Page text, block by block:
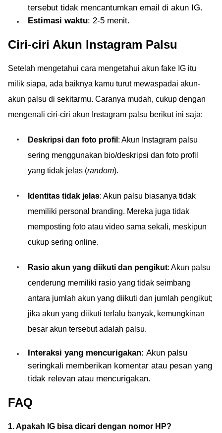
tersebut tidak mencantumkan email di akun IG.
Estimasi waktu: 2-5 menit.
Ciri-ciri Akun Instagram Palsu
Setelah mengetahui cara mengetahui akun fake IG itu
milik siapa, ada baiknya kamu turut mewaspadai akun-
akun palsu di sekitarmu. Caranya mudah, cukup dengan
mengenali ciri-ciri akun Instagram palsu berikut ini saja:
Deskripsi dan foto profil : Akun Instagram palsu
sering menggunakan bio/deskripsi dan foto profil
yang tidak jelas (random).
Identitas tidak jelas: Akun palsu biasanya tidak
memiliki personal branding. Mereka juga tidak
memposting foto atau video sama sekali, meskipun
cukup sering online.
Rasio akun yang diikuti dan pengikut: Akun palsu
cenderung memiliki rasio yang tidak seimbang
antara jumlah akun yang diikuti dan jumlah pengikut;
jika akun yang diikuti terlalu banyak, kemungkinan
besar akun tersebut adalah palsu.
Interaksi yang mencurigakan: Akun palsu
seringkali memberikan komentar atau pesan yang
tidak relevan atau mencurigakan.
FAQ
1. Apakah IG bisa dicari dengan nomor HP?